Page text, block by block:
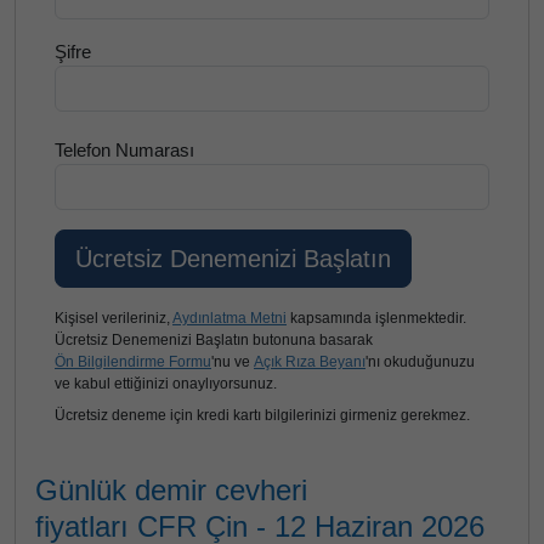
Şifre
Telefon Numarası
Kişisel verileriniz, Aydınlatma Metni kapsamında işlenmektedir.
Ücretsiz Denemenizi Başlatın butonuna basarak
Ön Bilgilendirme Formu'nu ve Açık Rıza Beyanı'nı okuduğunuzu
ve kabul ettiğinizi onaylıyorsunuz.
Ücretsiz deneme için kredi kartı bilgilerinizi girmeniz gerekmez.
Günlük demir cevheri
fiyatları CFR Çin - 12 Haziran 2026